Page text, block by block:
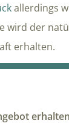
allerdings
wird der
erhalten.
erhalten